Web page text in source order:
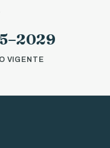
VIGENTE